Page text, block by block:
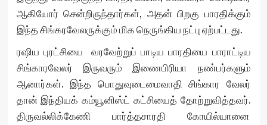
ஆகியோர் சென்றிருந்தார்கள், அதன் பிறகு பாரதிக்கும்
இந்த சிங்கரவேலருக்கும் மிக நெருங்கிய நட்பு ஏற்பட்டது.
ரஷிய புரட்சியை வரவேற்றுப் பாடிய பாரதியை பாராட்டிய
சிங்காரவேலர் இருவரும் இணைபிரியா நண்பர்களும்
ஆனார்கள். இந்த பொதுவுடைமைவாதி சிங்கார வேலர்
தான் இந்தியக் கம்யூனிஸ்ட் கட்சியைத் தோற்றுவித்தவர்.
திருவல்லிக்கேணி பார்த்தசாரதி கோயில்யானை